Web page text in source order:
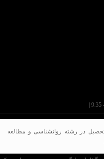
در رشته روانشناسی و مطالعه